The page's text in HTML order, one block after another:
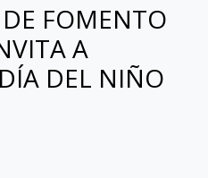
FOMENTO
A
DEL NIÑO